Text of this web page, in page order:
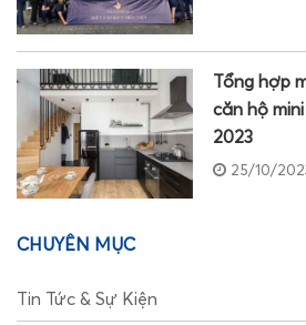
Tổng hợp
căn hộ
2023
25/10/
CHUYÊN MỤC
Tin Tức & Sự Kiện